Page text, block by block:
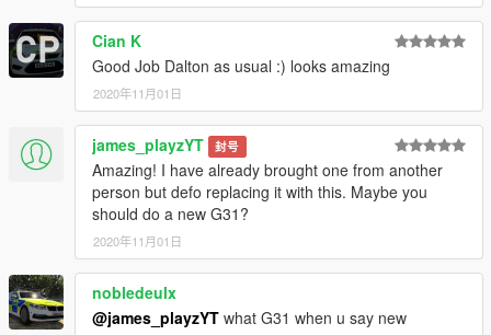
Cian K
Good Job Dalton as usual :) looks amazing
2020年11月01日
james_playzYT 封号
Amazing! I have already brought one from another
person but defo replacing it with this. Maybe you
should do a new G31?
2020年11月01日
nobledeulx
@james_playzYT what G31 when u say new